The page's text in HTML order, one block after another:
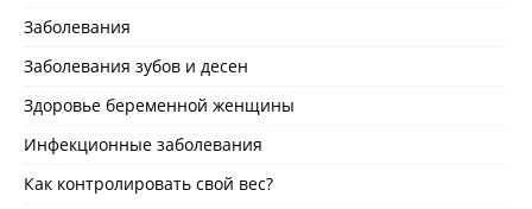
Заболевания
Заболевания зубов и десен
Здоровье беременной женщины
Инфекционные заболевания
Как контролировать свой вес?